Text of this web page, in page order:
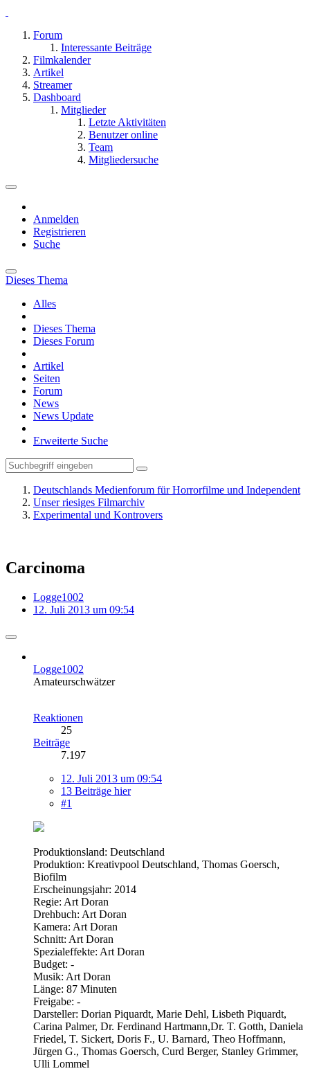
Forum
Interessante Beiträge
Filmkalender
Artikel
Streamer
Dashboard
Mitglieder
Letzte Aktivitäten
Benutzer online
Team
Mitgliedersuche
Anmelden
Registrieren
Suche
Dieses Thema
Alles
Dieses Thema
Dieses Forum
Artikel
Seiten
Forum
News
News Update
Erweiterte Suche
Deutschlands Medienforum für Horrorfilme und Independent
Unser riesiges Filmarchiv
Experimental und Kontrovers
Carcinoma
Logge1002
12. Juli 2013 um 09:54
Logge1002
Amateurschwätzer
Reaktionen
25
Beiträge
7.197
12. Juli 2013 um 09:54
13 Beiträge hier
#1
Produktionsland: Deutschland
Produktion: Kreativpool Deutschland, Thomas Goersch,
Biofilm
Erscheinungsjahr: 2014
Regie: Art Doran
Drehbuch: Art Doran
Kamera: Art Doran
Schnitt: Art Doran
Spezialeffekte: Art Doran
Budget: -
Musik: Art Doran
Länge: 87 Minuten
Freigabe: -
Darsteller: Dorian Piquardt, Marie Dehl, Lisbeth Piquardt,
Carina Palmer, Dr. Ferdinand Hartmann,Dr. T. Gotth, Daniela
Friedel, T. Sickert, Doris F., U. Barnard, Theo Hoffmann,
Jürgen G., Thomas Goersch, Curd Berger, Stanley Grimmer,
Ulli Lommel